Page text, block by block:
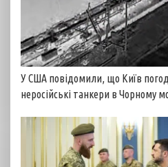
У США повідомили, що Київ
неросійські танкери в Чорному